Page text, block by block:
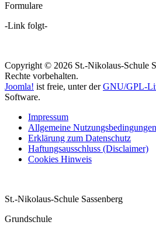
Formulare
-Link folgt-
Copyright © 2026 St.-Nikolaus-Schule
Rechte vorbehalten.
Joomla! ist freie, unter derGNU/GPL-
Software.
Impressum
Allgemeine Nutzungsbedingungen
Erklärung zum Datenschutz
Haftungsausschluss (Disclaimer)
Cookies Hinweis
St.-Nikolaus-Schule Sassenberg
Grundschule